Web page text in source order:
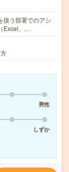
扱う部署でのアシ
Excel、…
男性
しずか